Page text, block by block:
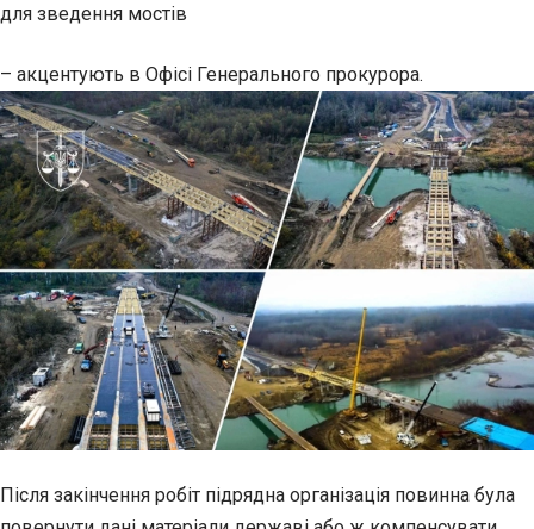
для зведення мостів
– акцентують в Офісі Генерального прокурора.
Після закінчення робіт підрядна організація повинна була